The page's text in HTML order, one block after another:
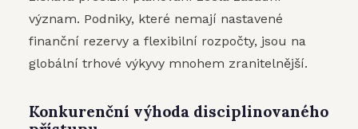
význam. Podniky, které nemají nastavené
finanční rezervy a flexibilní rozpočty, jsou na
globální trhové výkyvy mnohem zranitelnější.
Konkurenční výhoda disciplinovaného